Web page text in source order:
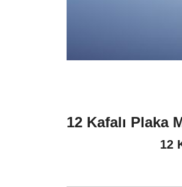
12 Kafalı Plaka
12